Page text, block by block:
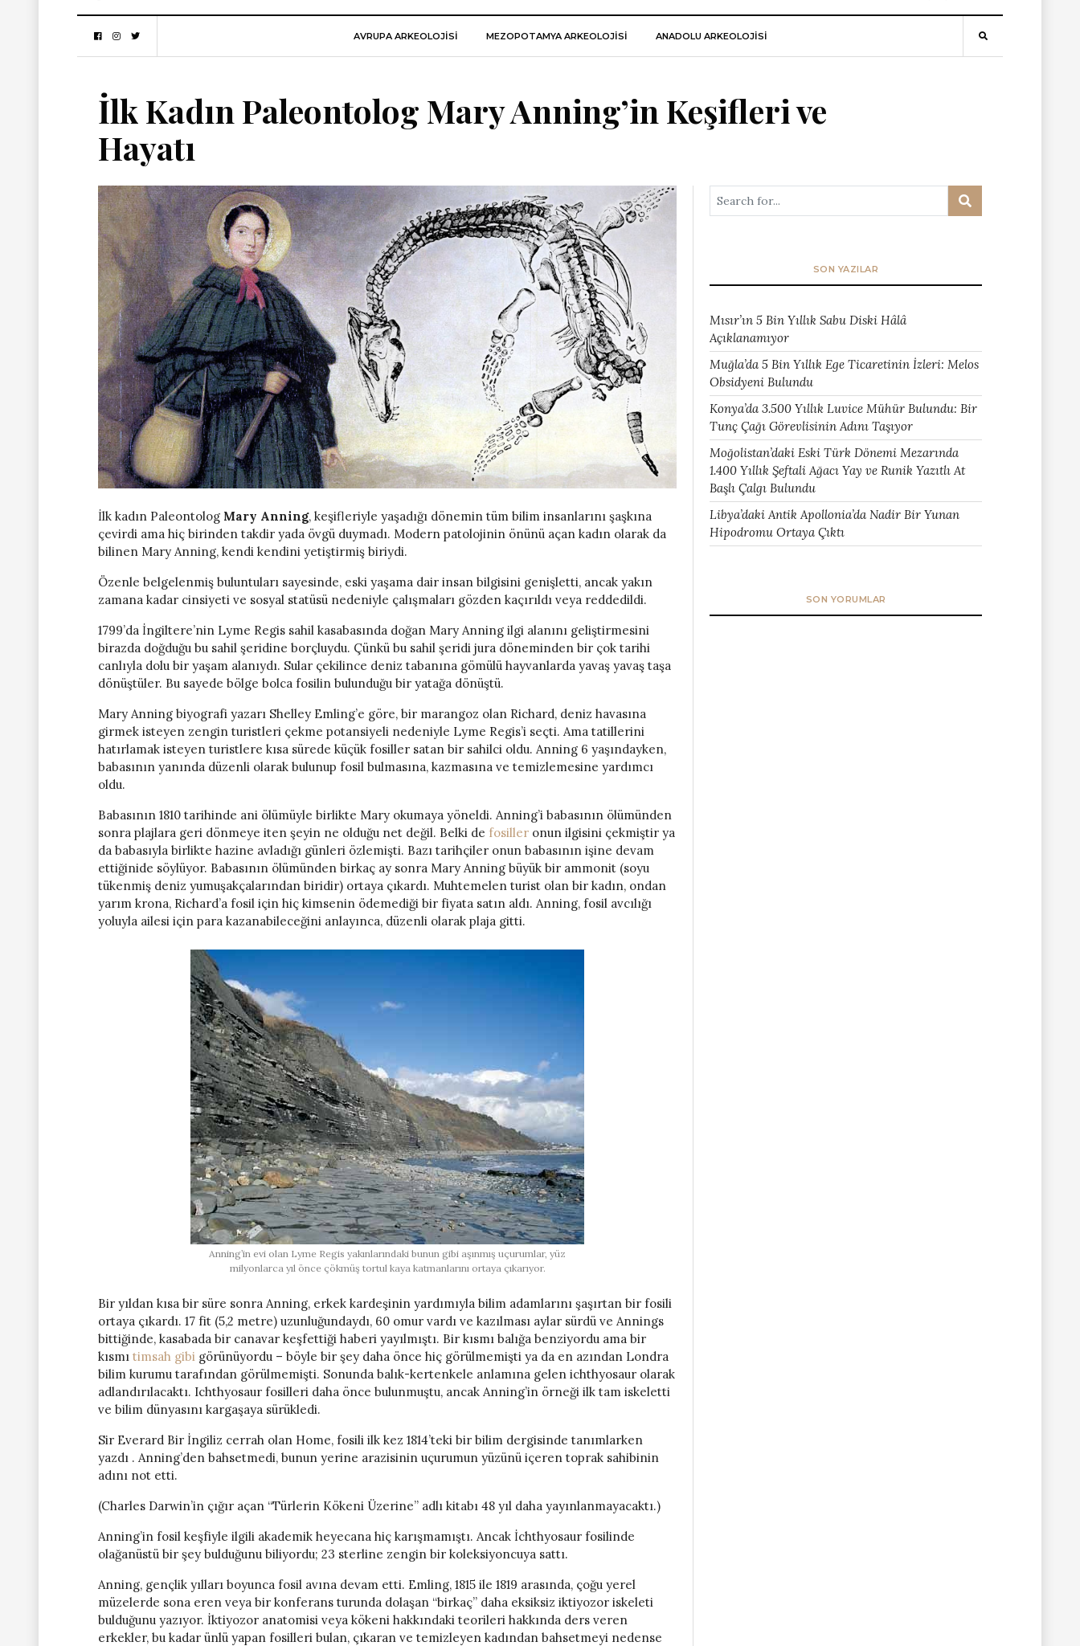
AVRUPA ARKEOLOJISI MEZOPOTAMYA ARKEOLOJISI ANADOLU ARKEOLOJİSİ
İlk Kadın Paleontolog Mary Anning’in Keşifleri ve
Hayatı
İlk kadın Paleontolog Mary Anning, keşifleriyle yaşadığı dönemin tüm bilim insanlarını şaşkına
çevirdi ama hiç birinden takdir yada övgü duymadı. Modern patolojinin önünü açan kadın olarak da
bilinen Mary Anning, kendi kendini yetiştirmiş biriydi.
Özenle belgelenmiş buluntuları sayesinde, eski yaşama dair insan bilgisini genişletti, ancak yakın
zamana kadar cinsiyeti ve sosyal statüsü nedeniyle çalışmaları gözden kaçırıldı veya reddedildi.
1799’da İngiltere’nin Lyme Regis sahil kasabasında doğan Mary Anning ilgi alanını geliştirmesini
birazda doğduğu bu sahil şeridine borçluydu. Çünkü bu sahil şeridi jura döneminden bir çok tarihi
canlıyla dolu bir yaşam alanıydı. Sular çekilince deniz tabanına gömülü hayvanlarda yavaş yavaş taşa
dönüştüler. Bu sayede bölge bolca fosilin bulunduğu bir yatağa dönüştü.
Mary Anning biyografi yazarı Shelley Emling’e göre, bir marangoz olan Richard, deniz havasına
girmek isteyen zengin turistleri çekme potansiyeli nedeniyle Lyme Regis’i seçti. Ama tatillerini
hatırlamak isteyen turistlere kısa sürede küçük fosiller satan bir sahilci oldu. Anning 6 yaşındayken,
babasının yanında düzenli olarak bulunup fosil bulmasına, kazmasına ve temizlemesine yardımcı
oldu.
Babasının 1810 tarihinde ani ölümüyle birlikte Mary okumaya yöneldi. Anning’i babasının ölümünden
sonra plajlara geri dönmeye iten şeyin ne olduğu net değil. Belki de fosiller onun ilgisini çekmiştir ya
da babasıyla birlikte hazine avladığı günleri özlemişti. Bazı tarihçiler onun babasının işine devam
ettiğinide söylüyor. Babasının ölümünden birkaç ay sonra Mary Anning büyük bir ammonit (soyu
tükenmiş deniz yumuşakçalarından biridir) ortaya çıkardı. Muhtemelen turist olan bir kadın, ondan
yarım krona, Richard’a fosil için hiç kimsenin ödemediği bir fiyata satın aldı. Anning, fosil avcılığı
yoluyla ailesi için para kazanabileceğini anlayınca, düzenli olarak plaja gitti.
Anning’in evi olan Lyme Regis yakınlarındaki bunun gibi aşınmış uçurumlar, yüz
milyonlarca yıl önce çökmüş tortul kaya katmanlarını ortaya çıkarıyor.
Bir yıldan kısa bir süre sonra Anning, erkek kardeşinin yardımıyla bilim adamlarını şaşırtan bir fosili
ortaya çıkardı. 17 fit (5,2 metre) uzunluğundaydı, 60 omur vardı ve kazılması aylar sürdü ve Annings
bittiğinde, kasabada bir canavar keşfettiği haberi yayılmıştı. Bir kısmı balığa benziyordu ama bir
kısmı timsah gibi görünüyordu – böyle bir şey daha önce hiç görülmemişti ya da en azından Londra
bilim kurumu tarafından görülmemişti. Sonunda balık-kertenkele anlamına gelen ichthyosaur olarak
adlandırılacaktı. Ichthyosaur fosilleri daha önce bulunmuştu, ancak Anning’in örneği ilk tam iskeletti
ve bilim dünyasını kargaşaya sürükledi.
Sir Everard Bir İngiliz cerrah olan Home, fosili ilk kez 1814’teki bir bilim dergisinde tanımlarken
yazdı . Anning’den bahsetmedi, bunun yerine arazisinin uçurumun yüzünü içeren toprak sahibinin
adını not etti.
(Charles Darwin’in çığır açan “Türlerin Kökeni Üzerine” adlı kitabı 48 yıl daha yayınlanmayacaktı.)
Anning’in fosil keşfiyle ilgili akademik heyecana hiç karışmamıştı. Ancak İchthyosaur fosilinde
olağanüstü bir şey bulduğunu biliyordu; 23 sterline zengin bir koleksiyoncuya sattı.
Anning, gençlik yılları boyunca fosil avına devam etti. Emling, 1815 ile 1819 arasında, çoğu yerel
müzelerde sona eren veya bir konferans turunda dolaşan “birkaç” daha eksiksiz iktiyozor iskeleti
bulduğunu yazıyor. İktiyozor anatomisi veya kökeni hakkındaki teorileri hakkında ders veren
erkekler, bu kadar ünlü yapan fosilleri bulan, çıkaran ve temizleyen kadından bahsetmeyi nedense
SON YAZILAR
Mısır’ın 5 Bin Yıllık Sabu Diski Hâlâ
Açıklanamıyor
Muğla’da 5 Bin Yıllık Ege Ticaretinin İzleri: Melos
Obsidyeni Bulundu
Konya’da 3.500 Yıllık Luvice Mühür Bulundu: Bir
Tunç Çağı Görevlisinin Adını Taşıyor
Moğolistan’daki Eski Türk Dönemi Mezarında
1.400 Yıllık Şeftali Ağacı Yay ve Runik Yazıtlı At
Başlı Çalgı Bulundu
Libya’daki Antik Apollonia’da Nadir Bir Yunan
Hipodromu Ortaya Çıktı
SON YORUMLAR